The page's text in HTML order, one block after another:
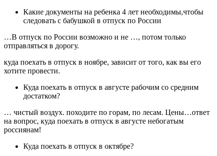
Какие документы на ребенка 4 лет необходимы,чтобы
следовать с бабушкой в отпуск по России
…В отпуск по России возможно и не …, потом только
отправляться в дорогу.
куда поехать в отпуск в ноябре, зависит от того, как вы его
хотите провести.
Куда поехать в отпуск в августе рабочим со средним
достатком?
… чистый воздух. походите по горам, по лесам. Цены…ответ
на вопрос, куда поехать в отпуск в августе небогатым
россиянам!
Куда поехать в отпуск в октябре?